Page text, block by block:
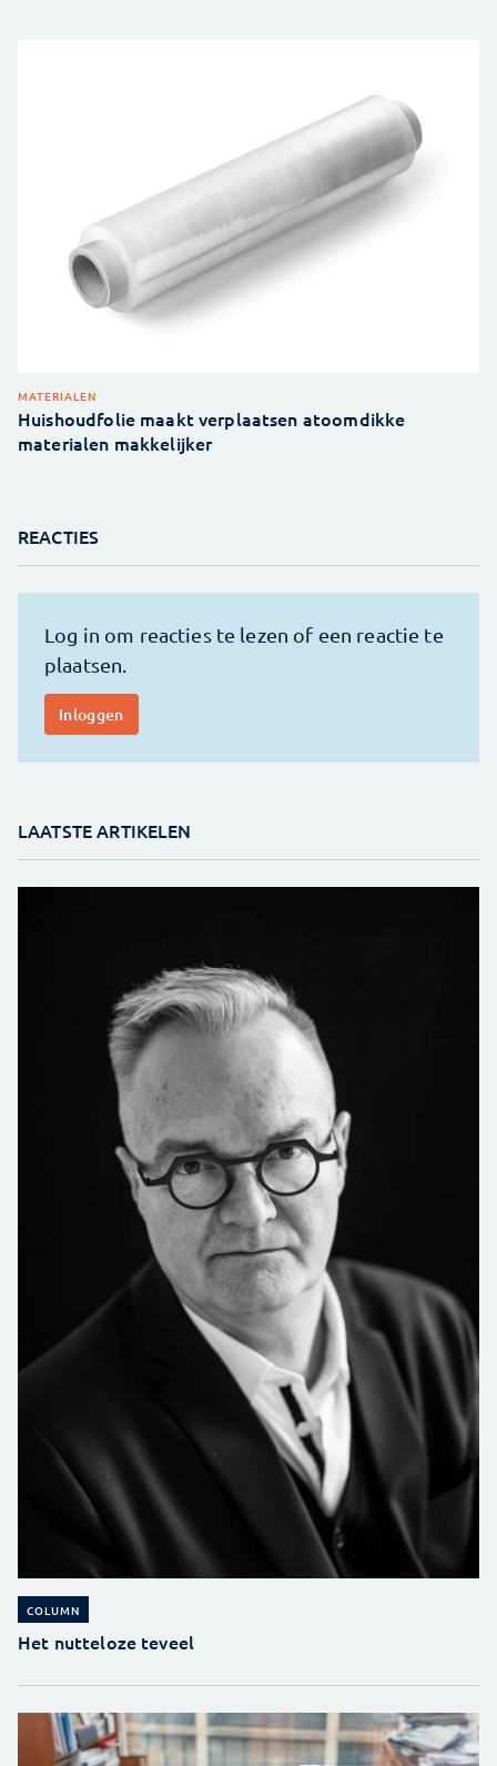
MATERIALEN
Huishoudfolie maakt verplaatsen atoomdikke
materialen makkelijker
REACTIES
LAATSTE ARTIKELEN
COLUMN
Het nutteloze teveel